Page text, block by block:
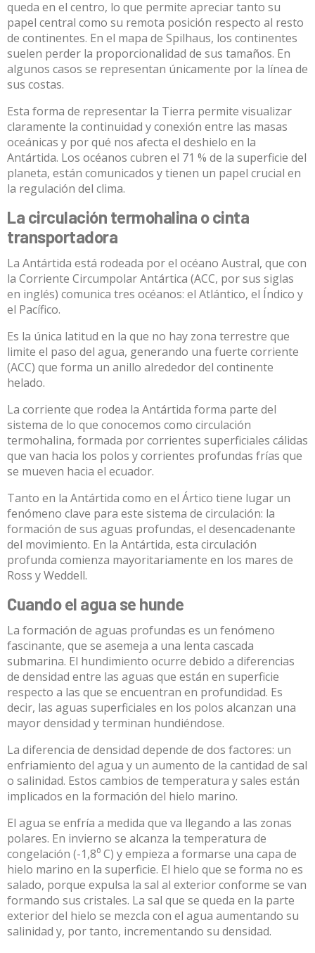
queda en el centro, lo que permite apreciar tanto su
papel central como su remota posición respecto al resto
de continentes. En el mapa de Spilhaus, los continentes
suelen perder la proporcionalidad de sus tamaños. En
algunos casos se representan únicamente por la línea de
sus costas.
Esta forma de representar la Tierra permite visualizar
claramente la continuidad y conexión entre las masas
oceánicas y por qué nos afecta el deshielo en la
Antártida. Los océanos cubren el 71 % de la superficie del
planeta, están comunicados y tienen un papel crucial en
la regulación del clima.
La circulación termohalina o cinta
transportadora
La Antártida está rodeada por el océano Austral, que con
la Corriente Circumpolar Antártica (ACC, por sus siglas
en inglés) comunica tres océanos: el Atlántico, el Índico y
el Pacífico.
Es la única latitud en la que no hay zona terrestre que
limite el paso del agua, generando una fuerte corriente
(ACC) que forma un anillo alrededor del continente
helado.
La corriente que rodea la Antártida forma parte del
sistema de lo que conocemos como circulación
termohalina, formada por corrientes superficiales cálidas
que van hacia los polos y corrientes profundas frías que
se mueven hacia el ecuador.
Tanto en la Antártida como en el Ártico tiene lugar un
fenómeno clave para este sistema de circulación: la
formación de sus aguas profundas, el desencadenante
del movimiento. En la Antártida, esta circulación
profunda comienza mayoritariamente en los mares de
Ross y Weddell.
Cuando el agua se hunde
La formación de aguas profundas es un fenómeno
fascinante, que se asemeja a una lenta cascada
submarina. El hundimiento ocurre debido a diferencias
de densidad entre las aguas que están en superficie
respecto a las que se encuentran en profundidad. Es
decir, las aguas superficiales en los polos alcanzan una
mayor densidad y terminan hundiéndose.
La diferencia de densidad depende de dos factores: un
enfriamiento del agua y un aumento de la cantidad de sal
o salinidad. Estos cambios de temperatura y sales están
implicados en la formación del hielo marino.
El agua se enfría a medida que va llegando a las zonas
polares. En invierno se alcanza la temperatura de
congelación (-1,8⁰ C) y empieza a formarse una capa de
hielo marino en la superficie. El hielo que se forma no es
salado, porque expulsa la sal al exterior conforme se van
formando sus cristales. La sal que se queda en la parte
exterior del hielo se mezcla con el agua aumentando su
salinidad y, por tanto, incrementando su densidad.